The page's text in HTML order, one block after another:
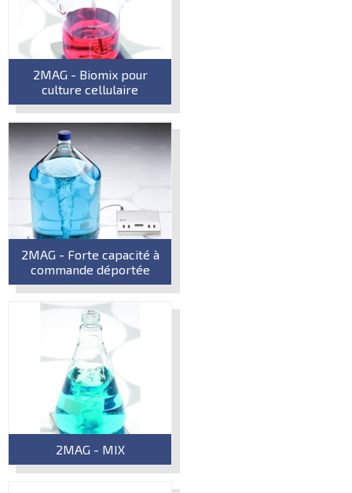
2MAG - Biomix pour
culture cellulaire
2MAG - Forte capacité à
commande déportée
2MAG - MIX